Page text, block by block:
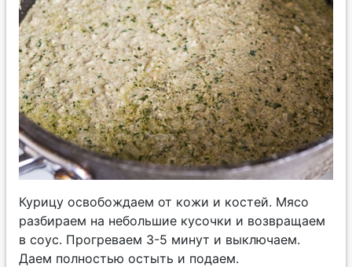
Курицу освобождаем от кожи и костей. Мясо
разбираем на небольшие кусочки и возвращаем
в соус. Прогреваем 3-5 минут и выключаем.
Даем полностью остыть и подаем.